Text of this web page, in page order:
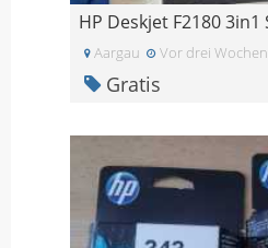
Aargau Vor drei Wochen
Gratis